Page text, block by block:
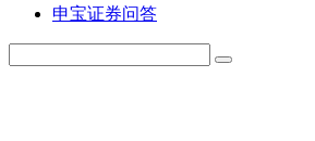
申宝证券问答